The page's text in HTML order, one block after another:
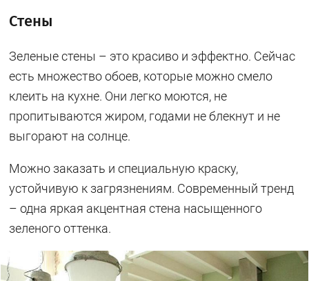
Стены
Зеленые стены – это красиво и эффектно. Сейчас
есть множество обоев, которые можно смело
клеить на кухне. Они легко моются, не
пропитываются жиром, годами не блекнут и не
выгорают на солнце.
Можно заказать и специальную краску,
устойчивую к загрязнениям. Современный тренд
– одна яркая акцентная стена насыщенного
зеленого оттенка.